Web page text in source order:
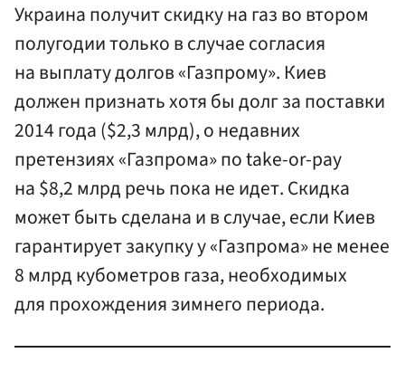
Украина получит скидку на газ во втором
полугодии только в случае согласия
на выплату долгов «Газпрому». Киев
должен признать хотя бы долг за поставки
2014 года ($2,3 млрд), о недавних
претензиях «Газпрома» по take-or-pay
на $8,2 млрд речь пока не идет. Скидка
может быть сделана и в случае, если Киев
гарантирует закупку у «Газпрома» не менее
8 млрд кубометров газа, необходимых
для прохождения зимнего периода.